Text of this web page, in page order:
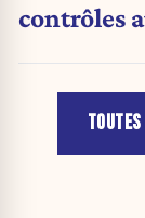
contrôles